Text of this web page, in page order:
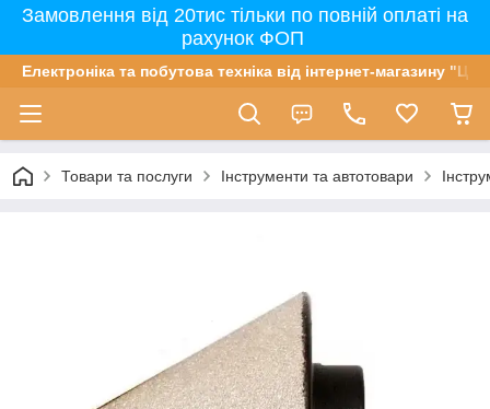
Замовлення від 20тис тільки по повній оплаті на
рахунок ФОП
Електроніка та побутова техніка від інтернет-магазину
Товари та послуги Інструменти та автотовари